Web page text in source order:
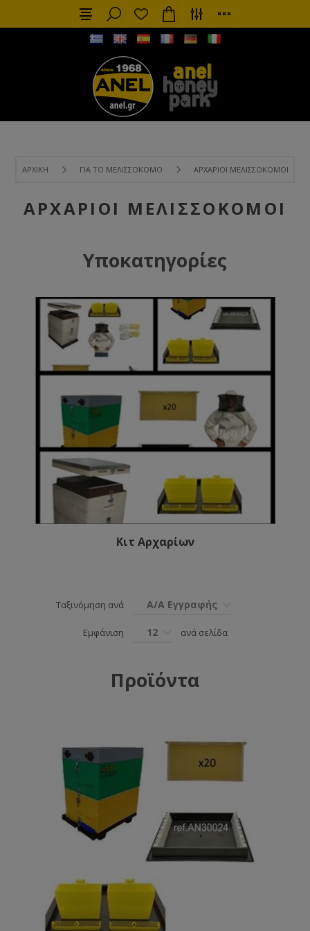
ΑΡΧΙΚΉ ΓΙΑ ΤΟ ΜΕΛΙΣΣΟΚΌΜΟ ΑΡΧΆΡΙΟΙ ΜΕΛΙΣΣΟΚΌΜΟΙ
ΑΡΧΆΡΙΟΙ ΜΕΛΙΣΣΟΚΌΜΟΙ
Υποκατηγορίες
Κιτ Αρχαρίων
Ταξινόμηση ανά Α/Α Εγγραφής
Εμφάνιση 12 ανά σελίδα
Προϊόντα